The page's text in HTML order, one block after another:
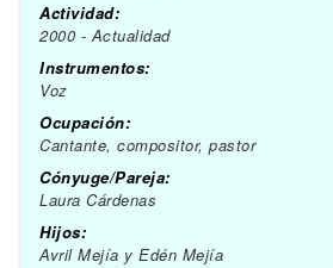
Actividad:
2000 - Actualidad
Instrumentos:
Voz
Ocupación:
Cantante, compositor, pastor
Cónyuge/Pareja:
Laura Cárdenas
Hijos:
Avril Mejía y Edén Mejía